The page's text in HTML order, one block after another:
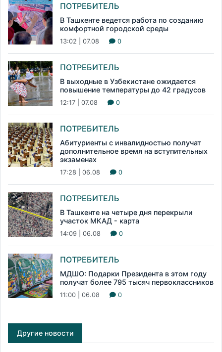
ПОТРЕБИТЕЛЬ
В Ташкенте ведется работа по созданию
комфортной городской среды
13:02 | 07.08 0
ПОТРЕБИТЕЛЬ
В выходные в Узбекистане ожидается
повышение температуры до 42 градусов
12:17 | 07.08 0
ПОТРЕБИТЕЛЬ
Абитуриенты с инвалидностью получат
дополнительное время на вступительных
экзаменах
17:28 | 06.08 0
ПОТРЕБИТЕЛЬ
В Ташкенте на четыре дня перекрыли
участок МКАД - карта
14:09 | 06.08 0
ПОТРЕБИТЕЛЬ
МДШО: Подарки Президента в этом году
получат более 795 тысяч первоклассников
11:00 | 06.08 0
Другие новости